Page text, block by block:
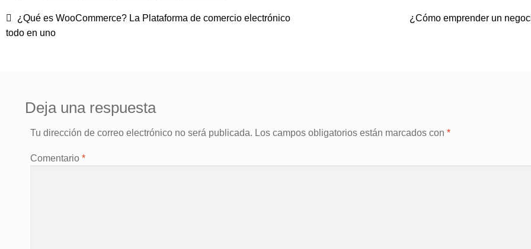
Navegación
Anterior:
¿Qué es WooCommerce? La Plataforma de comercio electrónico
todo en uno
Siguiente:
¿Cómo emprender un
Deja una respuesta
Tu dirección de correo electrónico no será publicada. Los campos obligatorios están marcados con *
Comentario *